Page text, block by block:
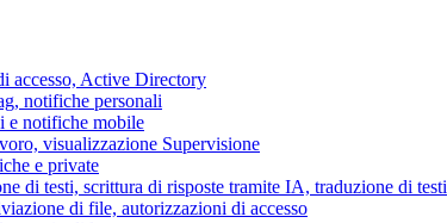
accesso, Active Directory
notifiche personali
e notifiche mobile
visualizzazione Supervisione
e private
di testi, scrittura di risposte tramite IA, traduzione di testi
di file, autorizzazioni di accesso